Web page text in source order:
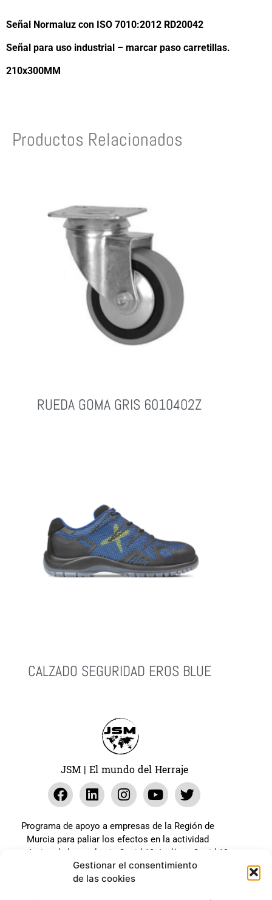
Gestionar el consentimiento
de las cookies
Señal Normaluz con ISO 7010:2012 RD20042
Señal para uso industrial – marcar paso carretillas.
210x300MM
Productos Relacionados
RUEDA GOMA GRIS 6010402Z
CALZADO SEGURIDAD EROS BLUE
JSM | El mundo del Herraje
Programa de apoyo a empresas de la Región de
Murcia para paliar los efectos en la actividad
económica de la pandemia Covid-19. La línea Covid-19
coste cero cofinanciada por la unión europea.